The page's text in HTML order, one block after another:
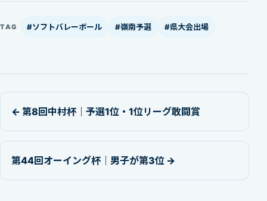
TAG #ソフトバレーボール #嶺南予選 #県大会出場
← 第8回中村杯｜予選1位・1位リーグ敢闘賞
第44回オーイング杯｜男子が第3位 →